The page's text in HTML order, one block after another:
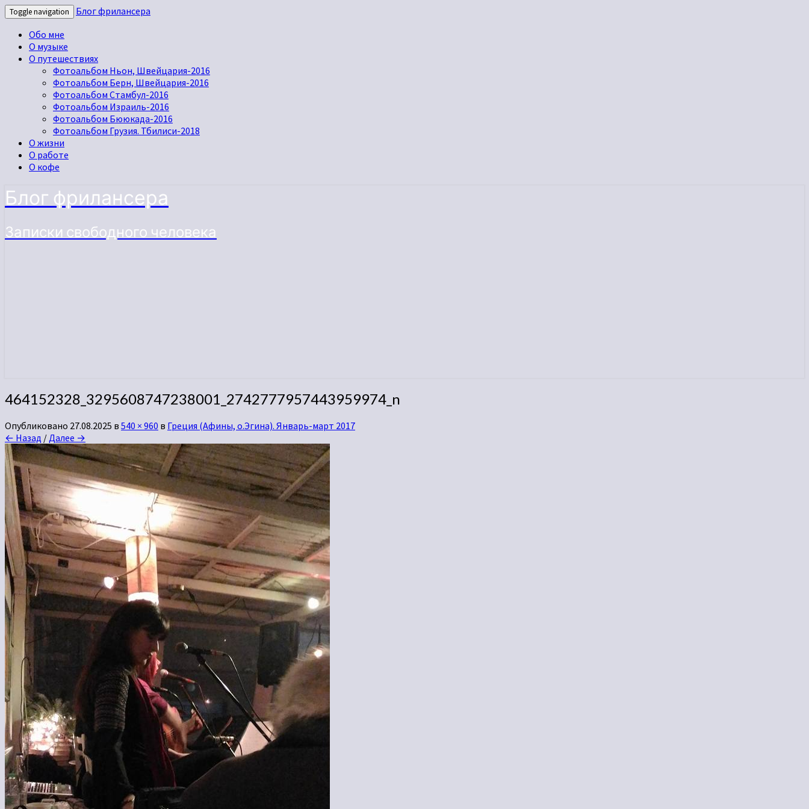
Toggle navigation
Блог фрилансера
Обо мне
О музыке
О путешествиях
Фотоальбом Ньон, Швейцария-2016
Фотоальбом Берн, Швейцария-2016
Фотоальбом Стамбул-2016
Фотоальбом Израиль-2016
Фотоальбом Бююкада-2016
Фотоальбом Грузия. Тбилиси-2018
О жизни
О работе
О кофе
Блог фрилансера
Записки свободного человека
464152328_3295608747238001_2742777957443959974_n
Опубликовано 27.08.2025 в 540 × 960 в Греция (Афины, о.Эгина). Январь-март 2017
← Назад /Далее →